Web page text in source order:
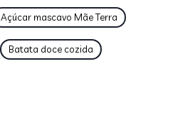
Açúcar mascavo Mãe Terra
Batata doce cozida